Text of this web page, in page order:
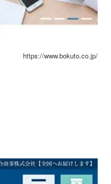
https://www.bokuto.co.jp/